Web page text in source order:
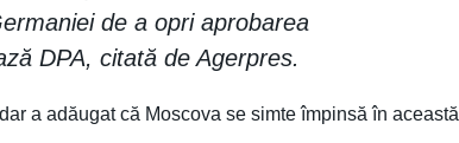
de a opri aprobarea
DPA, citată de Agerpres.
a adăugat că Moscova se simte împinsă în această